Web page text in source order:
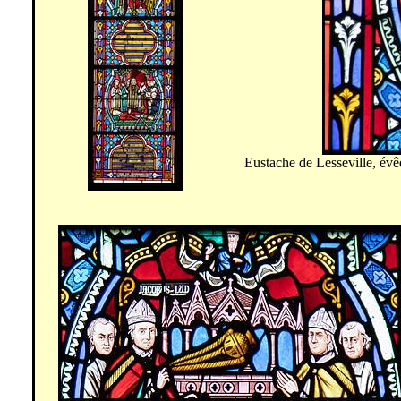
Eustache de Lesseville,